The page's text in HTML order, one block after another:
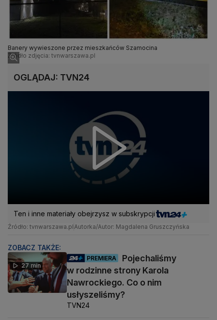
Banery wywieszone przez mieszkańców Szamocina
Źródło zdjęcia: tvnwarszawa.pl
OGLĄDAJ: TVN24
Ten i inne materiały obejrzysz w subskrypcji
Źródło: tvnwarszawa.plAutorka/Autor: Magdalena Gruszczyńska
ZOBACZ TAKŻE:
27 min
PREMIERA
Pojechaliśmy
w rodzinne strony Karola
Nawrockiego. Co o nim
usłyszeliśmy?
TVN24